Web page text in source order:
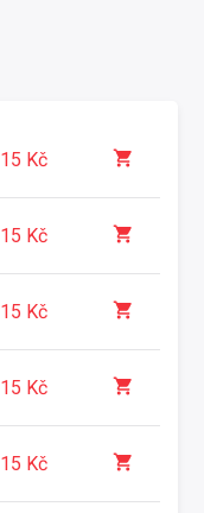
15 Kč
15 Kč
15 Kč
15 Kč
15 Kč